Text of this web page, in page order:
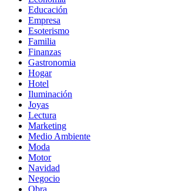
Educación
Empresa
Esoterismo
Familia
Finanzas
Gastronomia
Hogar
Hotel
Iluminación
Joyas
Lectura
Marketing
Medio Ambiente
Moda
Motor
Navidad
Negocio